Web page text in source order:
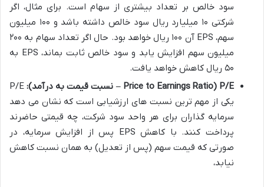
سود خالص بر تعداد بیشتری از سهام است. برای مثال، اگر
شرکتی ۱۰ میلیارد ریال سود خالص داشته باشد و ۱۰۰ میلیون
سهم، EPS آن ۱۰۰ ریال خواهد بود. حال اگر تعداد سهام به ۲۰۰
میلیون سهم افزایش یابد و سود خالص ثابت بماند، EPS به
۵۰ ریال کاهش خواهد یافت.
P/E (Price to Earnings Ratio – نسبت قیمت به درآمد):
P/E
یکی از مهم ترین نسبت های ارزشیابی است که نشان می دهد
سرمایه گذاران برای هر واحد سود شرکت، چه قیمتی حاضرند
پرداخت کنند. با کاهش EPS پس از افزایش سرمایه، در
صورتی که قیمت سهم (پس از تعدیل) به همان نسبت کاهش
نیابد،